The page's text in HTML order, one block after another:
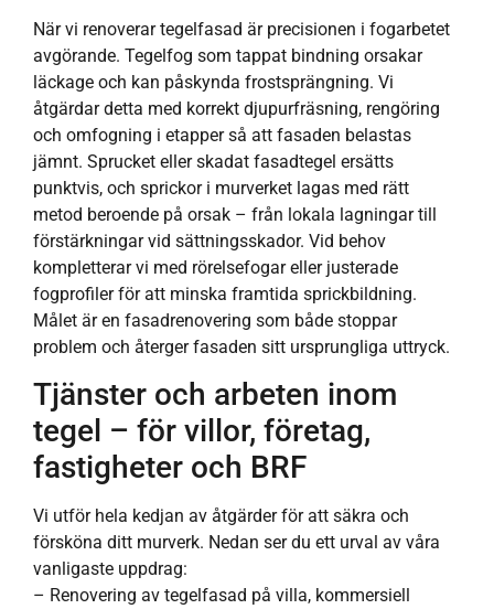
När vi renoverar tegelfasad är precisionen i fogarbetet
avgörande. Tegelfog som tappat bindning orsakar
läckage och kan påskynda frostsprängning. Vi
åtgärdar detta med korrekt djupurfräsning, rengöring
och omfogning i etapper så att fasaden belastas
jämnt. Sprucket eller skadat fasadtegel ersätts
punktvis, och sprickor i murverket lagas med rätt
metod beroende på orsak – från lokala lagningar till
förstärkningar vid sättningsskador. Vid behov
kompletterar vi med rörelsefogar eller justerade
fogprofiler för att minska framtida sprickbildning.
Målet är en fasadrenovering som både stoppar
problem och återger fasaden sitt ursprungliga uttryck.
Tjänster och arbeten inom
tegel – för villor, företag,
fastigheter och BRF
Vi utför hela kedjan av åtgärder för att säkra och
försköna ditt murverk. Nedan ser du ett urval av våra
vanligaste uppdrag:
– Renovering av tegelfasad på villa, kommersiell